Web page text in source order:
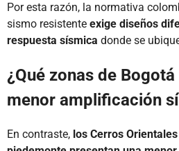
Por esta razón, la normativa
sismo resistente exige diseños
respuesta sísmica donde se
¿Qué zonas de
menor amplificación
En contraste, los Cerros